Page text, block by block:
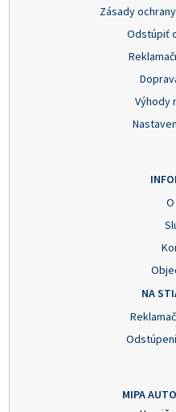
Zásady
Odstúpiť
Výhody
NA
MIPA